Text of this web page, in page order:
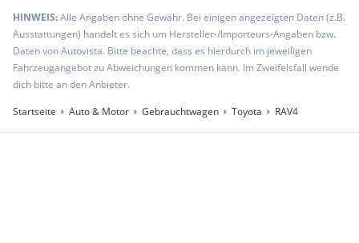
HINWEIS:Alle Angaben ohne Gewähr. Bei einigen angezeigten Daten (z.B.
Ausstattungen) handelt es sich um Hersteller-/Importeurs-Angaben bzw.
Daten von Autovista. Bitte beachte, dass es hierdurch im jeweiligen
Fahrzeugangebot zu Abweichungen kommen kann. Im Zweifelsfall wende
dich bitte an den Anbieter.
Startseite
Auto & Motor Gebrauchtwagen Toyota RAV4